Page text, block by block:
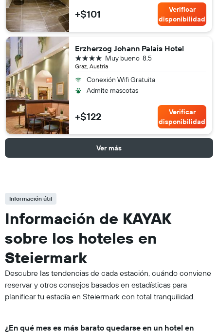
+$101
Verificar
disponibilidad
Erzherzog Johann Palais Hotel
Graz, Austria
8.5
Muy bueno
4 estrellas
Conexión Wifi Gratuita
Admite mascotas
+$122
Verificar
disponibilidad
Ver más
Información útil
Información de KAYAK
sobre los hoteles en
Steiermark
Descubre las tendencias de cada estación, cuándo conviene
reservar y otros consejos basados en estadísticas para
planificar tu estadía en Steiermark con total tranquilidad.
¿En qué mes es más barato quedarse en un hotel en